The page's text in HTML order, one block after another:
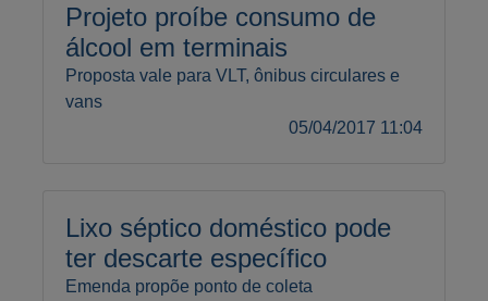
Projeto proíbe consumo de
álcool em terminais
Proposta vale para VLT, ônibus circulares e
vans
05/04/2017 11:04
Lixo séptico doméstico pode
ter descarte específico
Emenda propõe ponto de coleta